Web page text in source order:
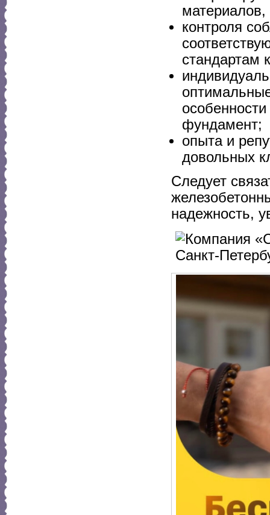
контроля
стандартам
фундамент;
опыта и
довольных
Следует
надежность,